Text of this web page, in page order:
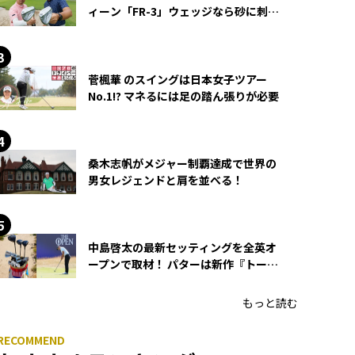
ィーン「FR-3」ウェッジなら砂に刺さ
菅楓華 のスイングは日本女子ツアー
No.1!? マネるには足の踏ん張りが必要
桑木志帆がメジャー制覇達成で世界の
男女レジェンドと肩を並べる！
中島啓太の最新セッティングを全英オ
ープンで取材！ パターは新作『トーチ
もっと読む